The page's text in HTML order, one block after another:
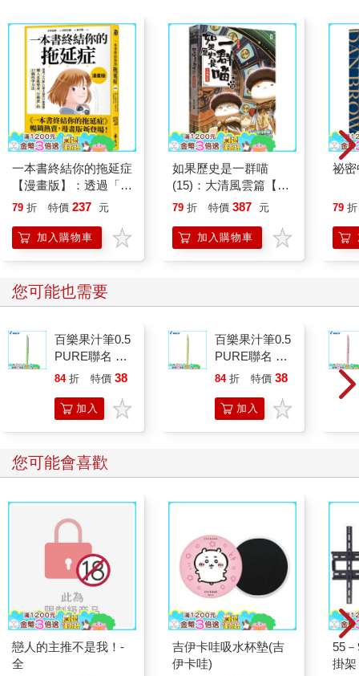
一本書終結你的拖延症
【漫畫版】：透過「小
行動」打開大腦的行動
「行動派」的37個科
學方法
79 折 特價 237 元
加入購物車
如果歷史是一群喵
(15)：大清風雲篇【萌
貓漫畫學歷史】
79 折 特價 387 元
加入購物車
祕
79 折
您可能也需要
百樂果汁筆0.5
PURE聯名 麝
香葡萄(限量)
84 折 特價 38
加入
百樂果汁筆0.5
PURE聯名 檸
檬(限量)
84 折 特價 38
加入
您可能會喜歡
戀人的主推不是我！-
全
吉伊卡哇吸水杯墊(吉
伊卡哇)
55
掛架